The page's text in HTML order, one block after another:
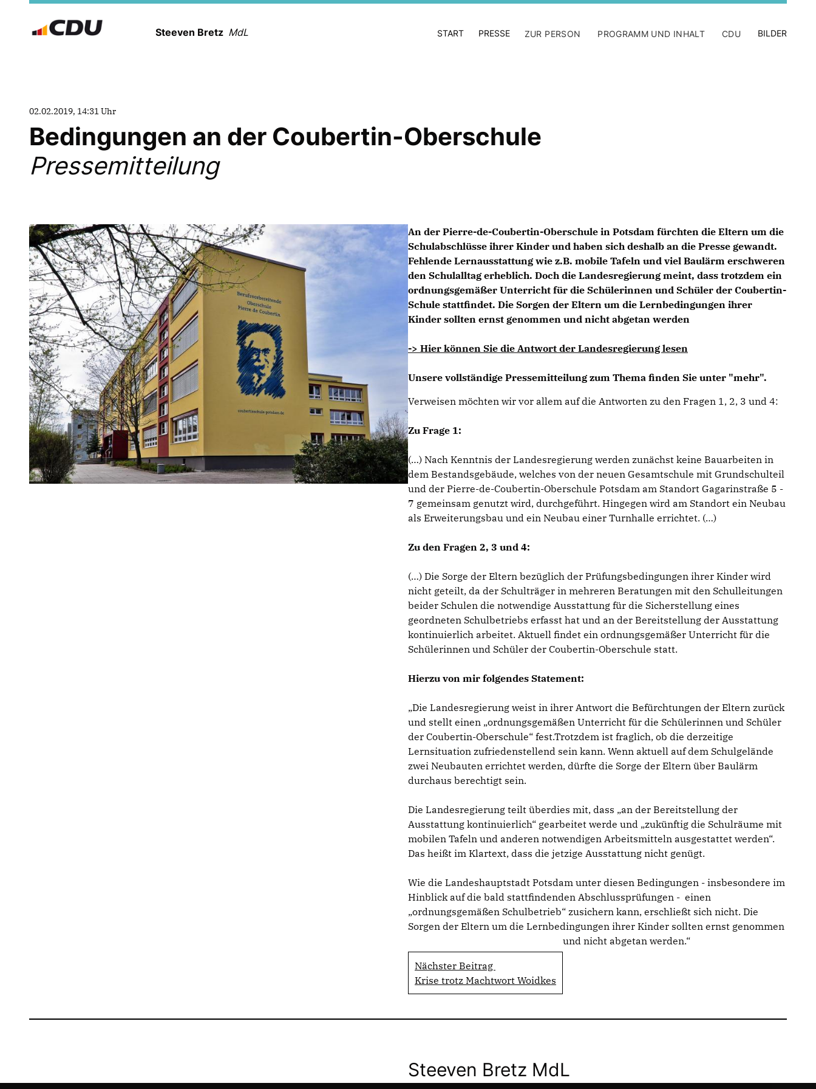
Steeven Bretz MdL START PRESSE ZUR PERSON PROGRAMM UND INHALT CDU BILDER
02.02.2019, 14:31 Uhr
Bedingungen an der Coubertin-Oberschule
Pressemitteilung
An der Pierre-de-Coubertin-Oberschule in Potsdam fürchten die Eltern um die
Schulabschlüsse ihrer Kinder und haben sich deshalb an die Presse gewandt.
Fehlende Lernausstattung wie z.B. mobile Tafeln und viel Baulärm erschweren
den Schulalltag erheblich. Doch die Landesregierung meint, dass trotzdem ein
ordnungsgemäßer Unterricht für die Schülerinnen und Schüler der Coubertin-
Schule stattfindet. Die Sorgen der Eltern um die Lernbedingungen ihrer
Kinder sollten ernst genommen und nicht abgetan werden
-> Hier können Sie die Antwort der Landesregierung lesen
Unsere vollständige Pressemitteilung zum Thema finden Sie unter "mehr".
Verweisen möchten wir vor allem auf die Antworten zu den Fragen 1, 2, 3 und 4:
Zu Frage 1:
(…) Nach Kenntnis der Landesregierung werden zunächst keine Bauarbeiten in
dem Bestandsgebäude, welches von der neuen Gesamtschule mit Grundschulteil
und der Pierre-de-Coubertin-Oberschule Potsdam am Standort Gagarinstraße 5 -
7 gemeinsam genutzt wird, durchgeführt. Hingegen wird am Standort ein Neubau
als Erweiterungsbau und ein Neubau einer Turnhalle errichtet. (…)
Zu den Fragen 2, 3 und 4:
(…) Die Sorge der Eltern bezüglich der Prüfungsbedingungen ihrer Kinder wird
nicht geteilt, da der Schulträger in mehreren Beratungen mit den Schulleitungen
beider Schulen die notwendige Ausstattung für die Sicherstellung eines
geordneten Schulbetriebs erfasst hat und an der Bereitstellung der Ausstattung
kontinuierlich arbeitet. Aktuell findet ein ordnungsgemäßer Unterricht für die
Schülerinnen und Schüler der Coubertin-Oberschule statt.
Hierzu von mir folgendes Statement:
Die Landesregierung weist in ihrer Antwort die Befürchtungen der Eltern zurück
und stellt einen „ordnungsgemäßen Unterricht für die Schülerinnen und Schüler
der Coubertin-Oberschule“ fest.Trotzdem ist fraglich, ob die derzeitige
Lernsituation zufriedenstellend sein kann. Wenn aktuell auf dem Schulgelände
zwei Neubauten errichtet werden, dürfte die Sorge der Eltern über Baulärm
durchaus berechtigt sein.
Die Landesregierung teilt überdies mit, dass „an der Bereitstellung der
Ausstattung kontinuierlich“ gearbeitet werde und „zukünftig die Schulräume mit
mobilen Tafeln und anderen notwendigen Arbeitsmitteln ausgestattet werden“.
Das heißt im Klartext, dass die jetzige Ausstattung nicht genügt.
Wie die Landeshauptstadt Potsdam unter diesen Bedingungen - insbesondere im
Hinblick auf die bald stattfindenden Abschlussprüfungen - einen
ordnungsgemäßen Schulbetrieb“ zusichern kann, erschließt sich nicht. Die
Sorgen der Eltern um die Lernbedingungen ihrer Kinder sollten ernst genommen
und nicht abgetan werden.“
Nächster Beitrag
Krise trotz Machtwort Woidkes
Steeven Bretz MdL